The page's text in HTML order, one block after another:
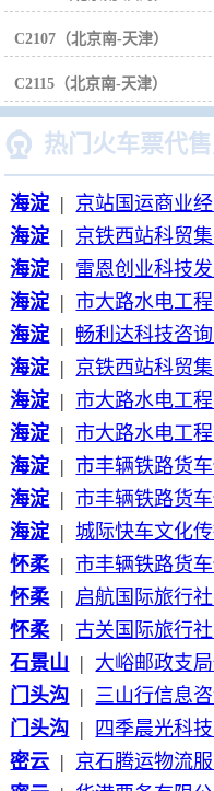
C2107（北京南-天津）
C2115（北京南-天津）
 热门火车票代
海淀 | 京站国运商业经
海淀 | 京铁西站科贸
海淀 | 雷恩创业科技
海淀 | 市大路水电工程有限责
海淀 | 畅利达科技咨
海淀 | 京铁西站科贸集
海淀 | 市大路水电工程有
海淀 | 市大路水电工程有
海淀 | 市丰辆铁路货车修
海淀 | 市丰辆铁路货车修
海淀 | 城际快车文化传播有
怀柔 | 市丰辆铁路货车修
怀柔 | 启航国际旅行
怀柔 | 古关国际旅行
石景山 | 大峪邮政支
门头沟 |
三山行信息
门头沟 |
四季晨光科
密云 | 京石腾运物流服